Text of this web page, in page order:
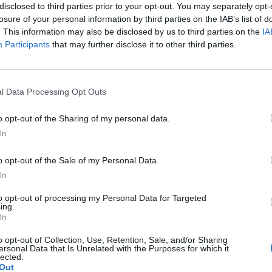
to third parties prior to your opt-out. You may separately
of your personal information by third parties on the IAB’s list of
This information may also be disclosed by us to third parties on the
Participants that may further disclose it to other third parties.
Data Processing Opt Outs
opt-out of the Sharing of my personal data.
opt-out of the Sale of my Personal Data.
opt-out of processing my Personal Data for Targeted
opt-out of Collection, Use, Retention, Sale, and/or Sharing
Data that Is Unrelated with the Purposes for which it
dice chiaro: «Noi abbiamo un "sogno".
città che esca dal suo stato catatonico,
sua "vision" del futuro e su questa... SE
Rudy Giuliani a Come States?
americana